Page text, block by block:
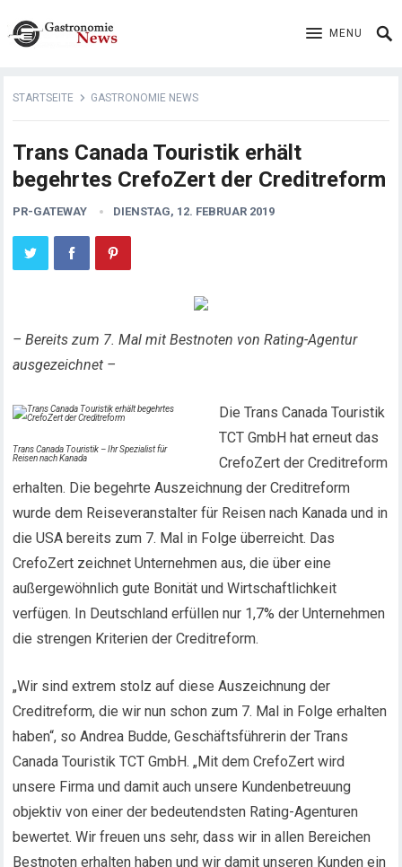
MENU
STARTSEITE GASTRONOMIE NEWS
Trans Canada Touristik erhält
begehrtes CrefoZert der Creditreform
PR-GATEWAY DIENSTAG, 12. FEBRUAR 2019
– Bereits zum 7. Mal mit Bestnoten von Rating-Agentur
ausgezeichnet –
Trans Canada Touristik – Ihr Spezialist für
Reisen nach Kanada
Die Trans Canada Touristik
TCT GmbH hat erneut das
CrefoZert der Creditreform
erhalten. Die begehrte Auszeichnung der Creditreform
wurde dem Reiseveranstalter für Reisen nach Kanada und in
die USA bereits zum 7. Mal in Folge überreicht. Das
CrefoZert zeichnet Unternehmen aus, die über eine
außergewöhnlich gute Bonität und Wirtschaftlichkeit
verfügen. In Deutschland erfüllen nur 1,7% der Unternehmen
die strengen Kriterien der Creditreform.
„Wir sind extrem stolz auf diese Auszeichnung der
Creditreform, die wir nun schon zum 7. Mal in Folge erhalten
haben“, so Andrea Budde, Geschäftsführerin der Trans
Canada Touristik TCT GmbH. „Mit dem CrefoZert wird
unsere Firma und damit auch unsere Kundenbetreuung
objektiv von einer der bedeutendsten Rating-Agenturen
bewertet. Wir freuen uns sehr, dass wir in allen Bereichen
Bestnoten erhalten haben und wir damit unseren Kunden ein